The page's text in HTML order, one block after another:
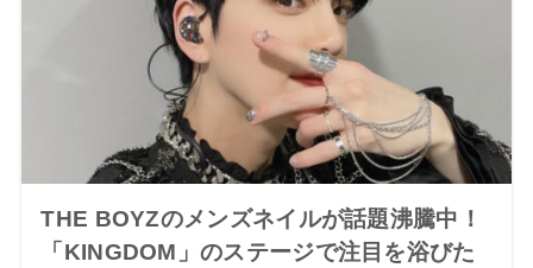
THE BOYZのメンズネイルが話題沸騰中！
「KINGDOM」のステージで注目を浴びた